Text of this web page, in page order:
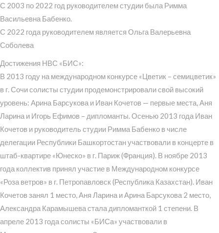
С 2003 по 2022 год руководителем студии была Римма
Васильевна Бабенко.
С 2022 года руководителем является Ольга Валерьевна
Соболева
Достижения НВС «БИС»:
В 2013 году на международном конкурсе «Цветик – семицветик»
в г. Сочи солисты студии продемонстрировали свой высокий
уровень: Арина Барсукова и Иван Кочетов — первые места, Аня
Ларина и Игорь Ефимов – дипломанты. Осенью 2013 года Иван
Кочетов и руководитель студии Римма Бабенко в числе
делегации Республики Башкортостан участвовали в концерте в
штаб-квартире «Юнеско» в г. Париж (Франция). В ноябре 2013
года коллектив принял участие в Международном конкурсе
«Роза ветров» в г. Петропавловск (Республика Казахстан). Иван
Кочетов занял 1 место, Аня Ларина и Арина Барсукова 2 место,
Александра Карамышева стала дипломанткой 1 степени. В
апреле 2013 года солисты «БИСа» участвовали в